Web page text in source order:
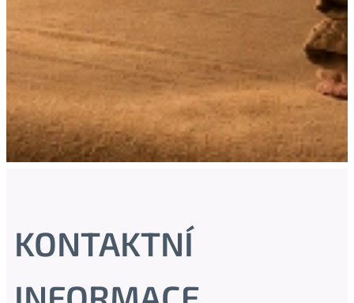
KONTAKTNÍ